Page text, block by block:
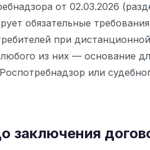
от 02.03.2026
обязательные
при дистанционной
из них — основание
или
заключения